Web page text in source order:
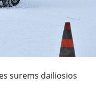
surems dailiosios